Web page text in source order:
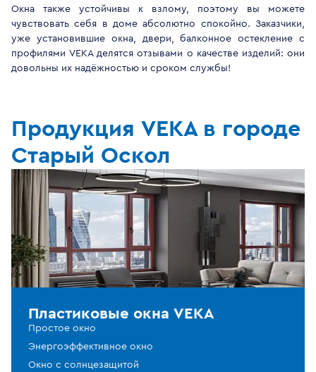
Окна также устойчивы к взлому, поэтому вы можете
чувствовать себя в доме абсолютно спокойно. Заказчики,
уже установившие окна, двери, балконное остекление с
профилями VEKA делятся отзывами о качестве изделий: они
довольны их надёжностью и сроком службы!
Продукция VEKA в городе
Старый Оскол
Пластиковые окна VEKA
Простое окно
Энергоэффективное окно
Окно с солнцезащитой